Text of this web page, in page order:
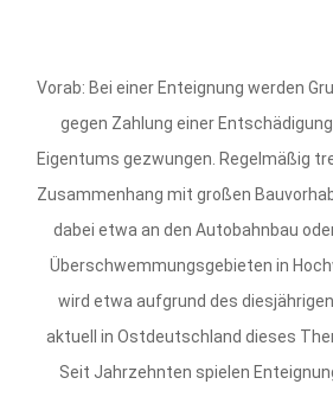
Vorab: Bei einer Enteignung werden
gegen Zahlung einer
Eigentums gezwungen. Regelmäßig
Zusammenhang mit großen
dabei etwa an den Autobahnbau
Überschwemmungsgebieten in
wird etwa aufgrund des
aktuell in Ostdeutschland dieses
Seit Jahrzehnten spielen